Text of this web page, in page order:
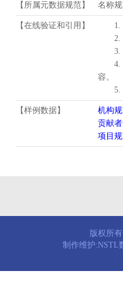
【所属元数据规范】 名称
【在线验证和引用】
1.
2.
3.
4.
容。
5.
【样例数据】
机构
贡献
项目
版权所
制作维护:NSTL